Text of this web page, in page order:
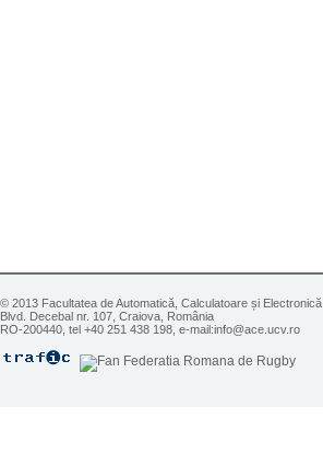
© 2013 Facultatea de Automatică, Calculatoare și Electronică,
Blvd. Decebal nr. 107, Craiova, România
RO-200440, tel +40 251 438 198, e-mail:info@ace.ucv.ro